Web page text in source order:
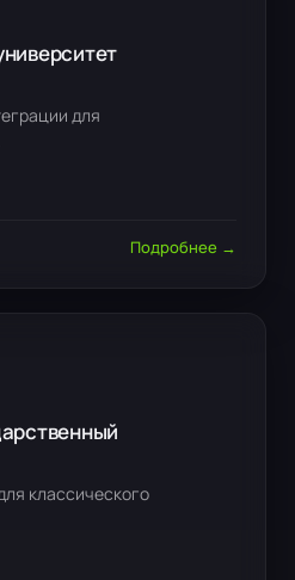
для
Подробнее →
классического